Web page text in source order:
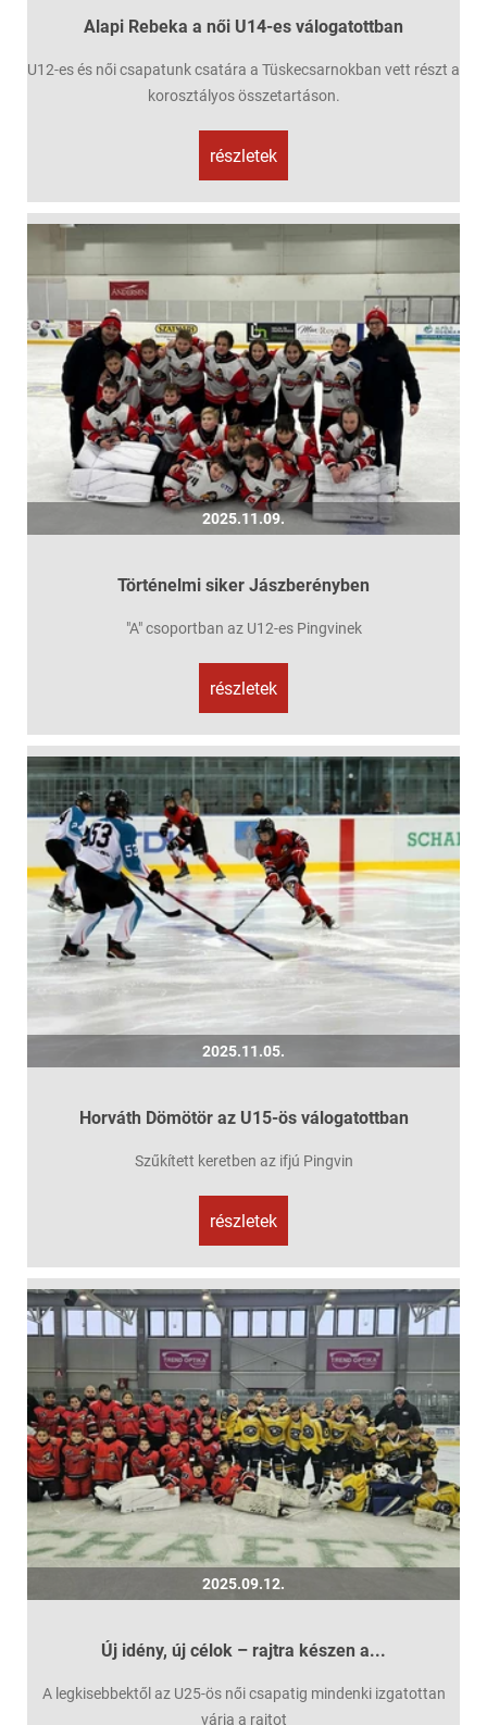
Alapi Rebeka a női U14-es válogatottban
U12-es és női csapatunk csatára a Tüskecsarnokban vett részt a
korosztályos összetartáson.
részletek
2025.11.09.
Történelmi siker Jászberényben
"A" csoportban az U12-es Pingvinek
részletek
2025.11.05.
Horváth Dömötör az U15-ös válogatottban
Szűkített keretben az ifjú Pingvin
részletek
2025.09.12.
Új idény, új célok – rajtra készen a...
A legkisebbektől az U25-ös női csapatig mindenki izgatottan
várja a rajtot